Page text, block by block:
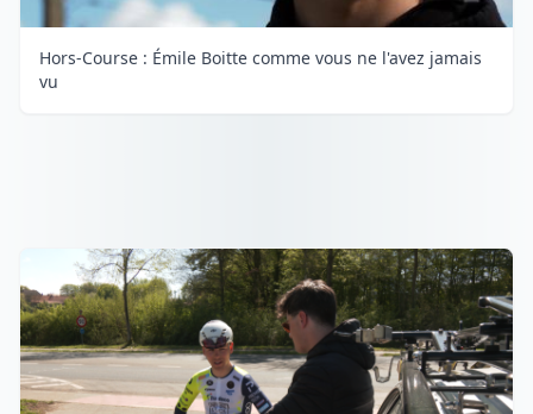
Hors-Course : Émile Boitte comme vous ne l'avez jamais
vu